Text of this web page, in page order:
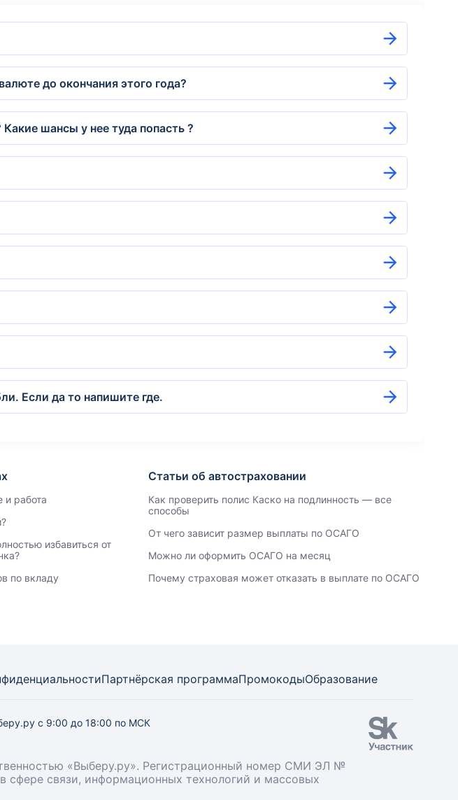
до окончания этого года?
шансы у нее туда попасть ?
Если да то напишите где.
и работа
избавиться от
по вкладу
Статьи об автостраховании
Как проверить полис Каско на подлинность — все
способы
От чего зависит размер выплаты по ОСАГО
Можно ли оформить ОСАГО на месяц
Почему страховая может отказать в выплате по ОСАГО
Партнёрская программаПромокодыОбразование
с 9:00 до 18:00 по МСК
«Выберу.ру». Регистрационный номер СМИ ЭЛ №
сфере связи, информационных технологий и массовых